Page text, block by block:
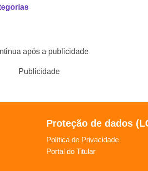
após a publicidade
Publicidade
Proteção de dados
Política de Privacidade
Portal do Titular